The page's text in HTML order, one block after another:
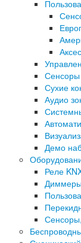
Сенсоры
Сухие
Аудио
Демо
Реле